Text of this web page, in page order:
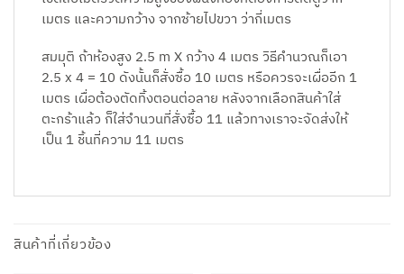
เมตร และความกว้าง จากซ้ายไปขวา ว่ากี่เมตร
สมมุติ ถ้าห้องสูง 2.5 m X กว้าง 4 เมตร วิธีคำนวณก็เอา
2.5 x 4 = 10 ดังนั้นก็สั่งซื้อ 10 เมตร หรือควรจะเผื่ออีก 1
เมตร เผื่อต้องตัดทิ้งตอนต่อลาย หลังจากเลือกสินค้าใส่
ตะกร้าแล้ว ก็ใส่จำนวนที่สั่งซื้อ 11 แล้วทางเราจะจัดส่งให้
เป็น 1 ชิ้นที่ความ 11 เมตร
สินค้าที่เกี่ยวข้อง